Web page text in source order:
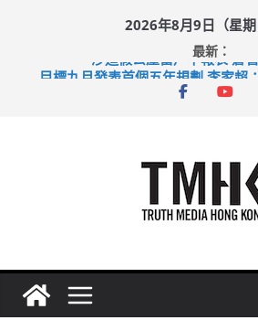
2026年8月9日（星期
最新：
涉造假公屋富戶申報表 倉